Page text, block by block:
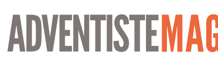
Aller
contenu